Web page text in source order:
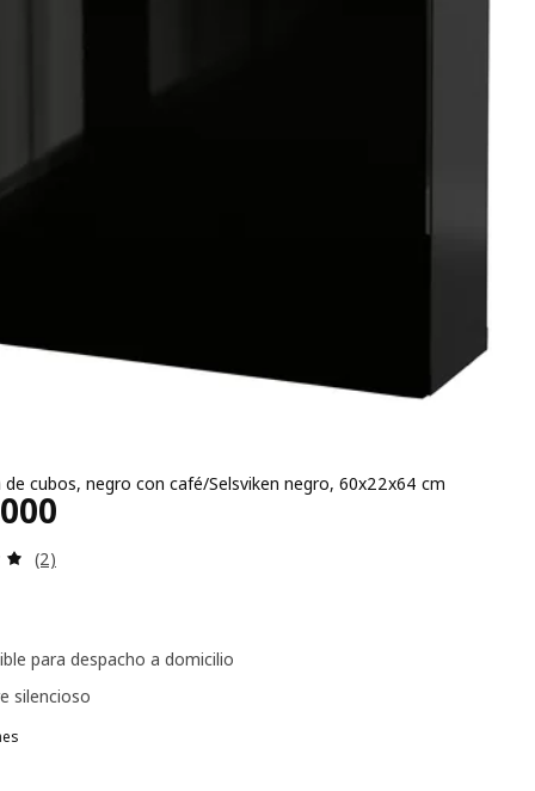
de cubos, negro con café/Selsviken negro, 60x22x64 cm
$ 400000
Evaluación: 5 de 5 estrellas. Evaluaciones:
(2)
para despacho a domicilio
silencioso
Estantería de cubos, blanco/Kallviken gris claro, 60x22x64 cm